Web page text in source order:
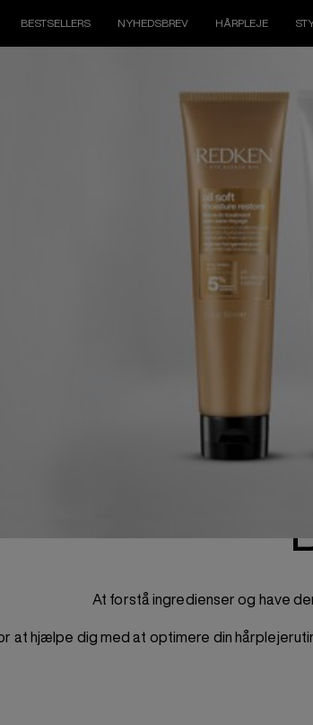
BESTSELLERS NYHEDSBREV HÅRPLEJE
At forstå ingredienser og have
at hjælpe dig med at optimere din